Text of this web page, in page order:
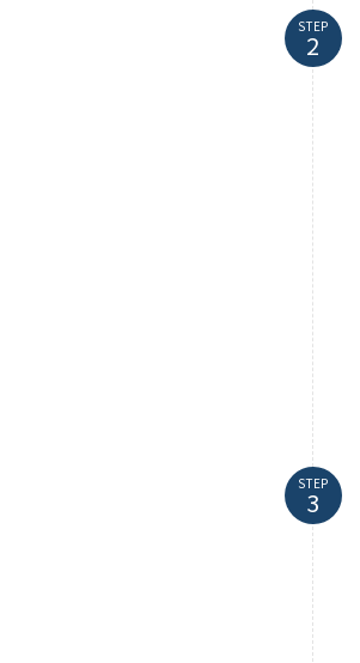
STEP
STEP